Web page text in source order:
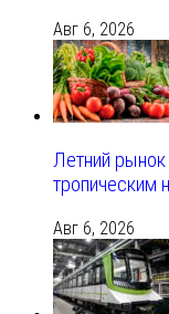
Авг 6, 2026
Летний
тропическим
Авг 6, 2026